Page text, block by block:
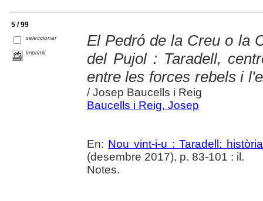
5 / 99
seleccionar
imprimir
El Pedró de la Creu o la
del Pujol : Taradell,
entre les forces rebels i
/ Josep Baucells i Reig
Baucells i Reig, Josep
En: Nou vint-i-u : Taradell:
(desembre 2017), p. 83-101 : il.
Notes.